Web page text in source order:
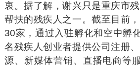
衷。据了解，谢兴只是重庆市
帮扶的残疾人之一。截至目前
30家，通过入驻孵化和空中孵
名残疾人创业者提供公司注册
源、新媒体营销、直播电商等